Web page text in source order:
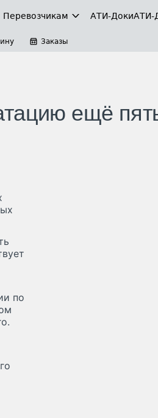
Перевозчикам АТИ-ДокиАТИ-
Заказы
ещё
по